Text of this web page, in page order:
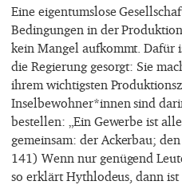
Eine eigentumslose
Bedingungen in der
kein Mangel aufkommt. Dafür
die Regierung gesorgt: Sie
ihrem wichtigsten
Inselbewohner*innen sind
bestellen: „Ein Gewerbe ist
gemeinsam: der Ackerbau;
141) Wenn nur genügend
so erklärt Hythlodeus, dann